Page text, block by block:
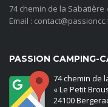
74 chemin de la Sabatière
Email :
PASSION CAMPING-
74 chemin de
« Le Petit
24100